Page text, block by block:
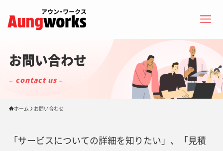
お問い合わせ
– contact us –
ホーム お問い合わせ
「サービスについての詳細を知りたい」、「見積